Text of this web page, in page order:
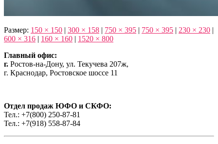
Размер: 150 × 150 | 300 × 158 | 750 × 395 | 750 × 395 | 230 × 230 |
600 × 316 | 160 × 160 | 1520 × 800
Главный офис:
г. Ростов-на-Дону, ул. Текучева 207ж,
г. Краснодар, Ростовское шоссе 11
Отдел продаж ЮФО и СКФО:
Тел.: +7(800) 250-87-81
Тел.: +7(918) 558-87-84